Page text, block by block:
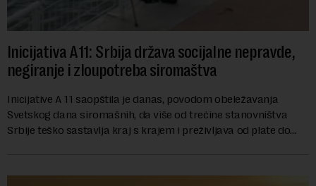
Inicijativa A11: Srbija država socijalne nepravde,
negiranje i zloupotreba siromaštva
Inicijative A 11 saopštila je danas, povodom obeležavanja
Svetskog dana siromašnih, da više od trećine stanovništva
Srbije teško sastavlja kraj s krajem i preživljava od plate do